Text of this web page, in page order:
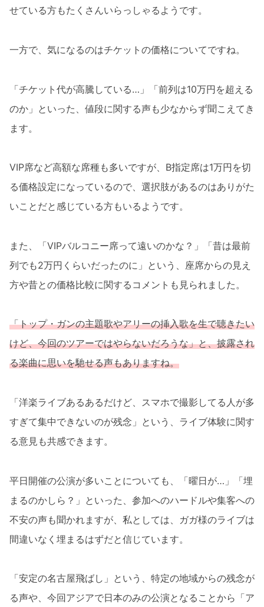
せている方もたくさんいらっしゃるようです。
一方で、気になるのはチケットの価格についてですね。
「チケット代が高騰している…」「前列は10万円を超える
のか」といった、値段に関する声も少なからず聞こえてき
ます。
VIP席など高額な席種も多いですが、B指定席は1万円を切
る価格設定になっているので、選択肢があるのはありがた
いことだと感じている方もいるようです。
また、「VIPバルコニー席って遠いのかな？」「昔は最前
列でも2万円くらいだったのに」という、座席からの見え
方や昔との価格比較に関するコメントも見られました。
「トップ・ガンの主題歌やアリーの挿入歌を生で聴きたい
けど、今回のツアーではやらないだろうな」と、披露され
る楽曲に思いを馳せる声もありますね。
「洋楽ライブあるあるだけど、スマホで撮影してる人が多
すぎて集中できないのが残念」という、ライブ体験に関す
る意見も共感できます。
平日開催の公演が多いことについても、「曜日が…」「埋
まるのかしら？」といった、参加へのハードルや集客への
不安の声も聞かれますが、私としては、ガガ様のライブは
間違いなく埋まるはずだと信じています。
「安定の名古屋飛ばし」という、特定の地域からの残念が
る声や、今回アジアで日本のみの公演となることから「ア